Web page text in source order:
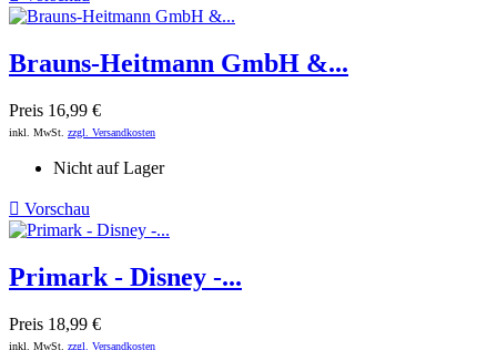
Brauns-Heitmann GmbH &...
Preis 16,99 €
inkl. MwSt. zzgl. Versandkosten
Nicht auf Lager
 Vorschau
Primark - Disney -...
Preis 18,99 €
inkl. MwSt. zzgl. Versandkosten